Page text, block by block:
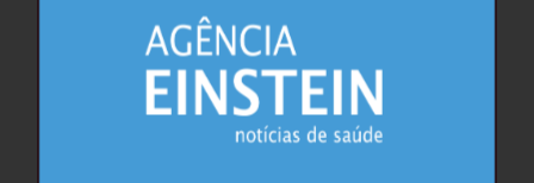
Saúde do coração após os 45 anos pode
antecipar risco de demência